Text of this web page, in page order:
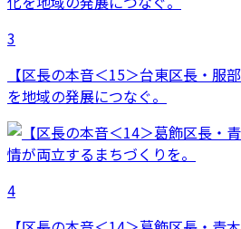
3
【区長の本音＜15＞台東区長・服
を地域の発展につなぐ。
4